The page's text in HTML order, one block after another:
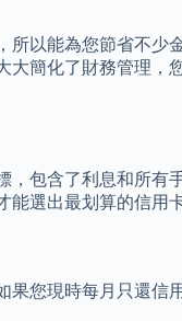
以能為您節省不少
簡化了財務管理，
包含了利息和所有
選出最划算的信用
您現時每月只還信